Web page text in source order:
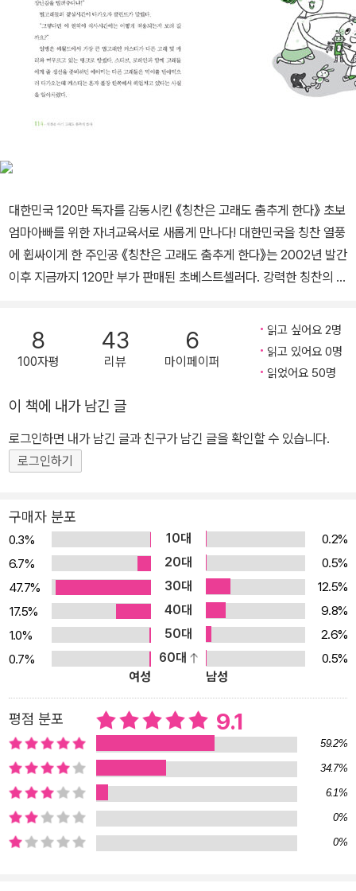
대한민국 120만 독자를 감동시킨 《칭찬은 고래도 춤추게 한다》 초보
엄마아빠를 위한 자녀교육서로 새롭게 만나다! 대한민국을 칭찬 열풍
에 휩싸이게 한 주인공 《칭찬은 고래도 춤추게 한다》는 2002년 발간
이후 지금까지 120만 부가 판매된 초베스트셀러다. 강력한 칭찬의 힘
히딩크의 칭찬 리더십과 맞물려 독자들의 열광적인 지지를 얻었다.
이제는 하나의 관용어처럼 굳어진 이 책은 「TV 책을 말하다」 등과 같
은 TV 프로그램과 언론을 통해 수없이 회자되었고, 지금까지도 직장
《칭찬은 아기 고래도 춤추게 한다》는 직장인 자기계발에 머물러 있던
전작에서 한발 더 나아갔다. 이 책은 ‘육아’라는 고귀한 영역에서 활용
할 수 있는 칭찬의 구체적인 실천 방법과 그 효과를 읽기 쉬운 스토리
텔링 형식을 통해 쉽고 재미있게 보여준다. 초보 엄마아빠 에이미와
게 되는 기분 좋은 변화들은 아이를 키우는 부모라면 누구나 공감할
만한 감동을 선물한다. 또한 각 장마다 삽입된 ‘아기 고래 반응 노
트’는 이야기에 다 담을 수 없었던 이론적인 부분을 채워준다. 《칭찬
은 고래도 춤추게 한다》를 뛰어넘는 켄 블랜차드만의 특별한 조언 ‘어
떻게’ 칭찬해야 우리 아이를 ‘잘’ 키울 수 있는 걸까? 아이가 공공장소
에서 울며불며 생떼를 쓰거나 입에 욕을 달고 살고 있다면, 당신은 어
떻게 반응하는가? 따끔하게 꾸중해서 그 상황을 모면하는가? 아니면
아이가 원하는 대로 하게 놔두는가? 대부분의 부모들은 그와 같은 상
황에서 두 가지 방법 중 하나를 선택한다. 하지만 《칭찬은 아기 고래
도 춤추게 한다》에서는 아이의 그런 부정적인 행동을 철저히 무시하
고 아이의 관심을 다른 곳으로 돌리라고 조언한다. 더불어 아이가 행
동을 바꾸면 그에 대해 구체적으로 칭찬하는 것도 잊어서는 안 된다.
만약 당장 내 눈 앞에서 그런 행동을 하지 않기 때문에 꾸중이 더 효과
적이라고 믿는다면, 그것이 아이를 주눅 들게 하거나 오히려 잘못된
행동을 강화시킨다는 사실을 알아야 한다. 《칭찬은 아기 고래도 춤추
게 한다》는 아이를 키울 때 흔히 만나게 되는 위기들에 대한 슬기로운
8
100자평
43
리뷰
6
마이페이퍼
읽고 싶어요 2명
읽고 있어요 0명
읽었어요 50명
이 책에 내가 남긴 글
로그인하면 내가 남긴 글과 친구가 남긴 글을 확인할 수 있습니다.
로그인하기
구매자 분포
0.3% 10대
0.2%
6.7%
20대
0.5%
47.7%
30대
12.5%
17.5%
40대
9.8%
1.0%
50대
2.6%
0.7%
60대
0.5%
여성
남성
평점 분포 9.1
59.2%
34.7%
6.1%
0%
0%